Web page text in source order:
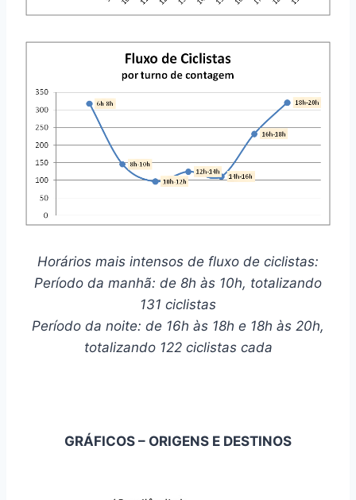
Horários mais intensos de fluxo de ciclistas:
Período da manhã: de 8h às 10h, totalizando
131 ciclistas
Período da noite: de 16h às 18h e 18h às 20h,
totalizando 122 ciclistas cada
GRÁFICOS – ORIGENS E DESTINOS